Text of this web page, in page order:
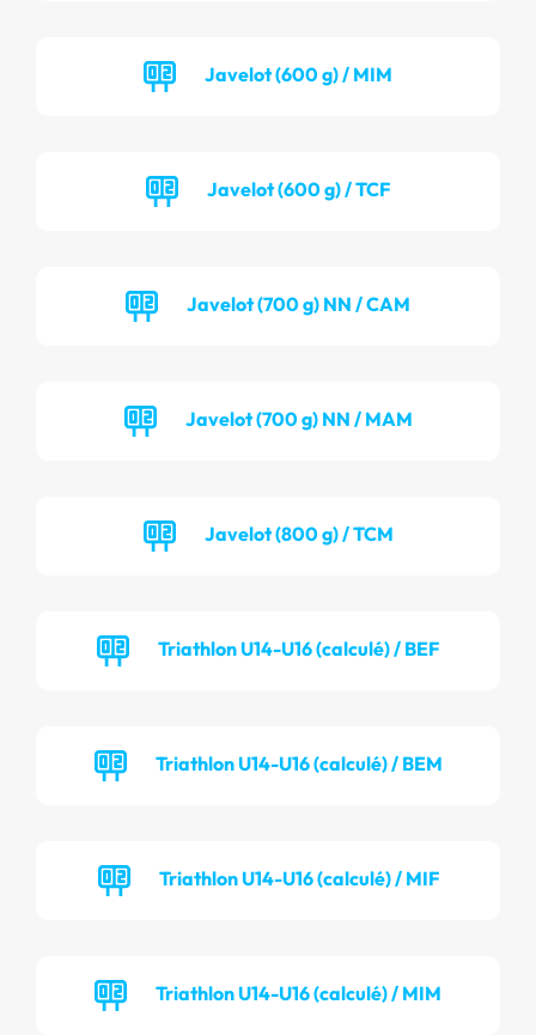
Javelot (600 g) / MIM
Javelot (600 g) / TCF
Javelot (700 g) NN / CAM
Javelot (700 g) NN / MAM
Javelot (800 g) / TCM
Triathlon U14-U16 (calculé) / BEF
Triathlon U14-U16 (calculé) / BEM
Triathlon U14-U16 (calculé) / MIF
Triathlon U14-U16 (calculé) / MIM